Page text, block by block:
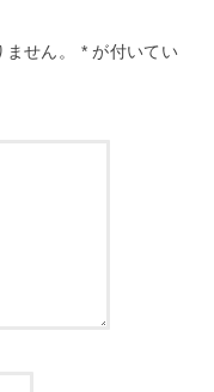
せん。 *が付いてい